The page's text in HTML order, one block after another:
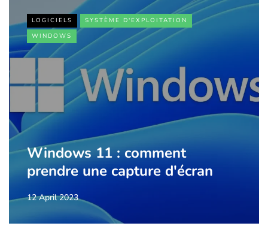
LOGICIELS
SYSTÈME D'EXPLOITATION
WINDOWS
Windows 11 : comment
prendre une capture d'écran
12 April 2023